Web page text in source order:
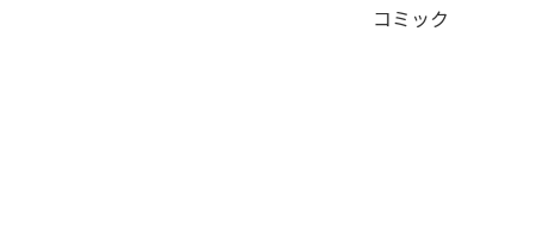
コミック